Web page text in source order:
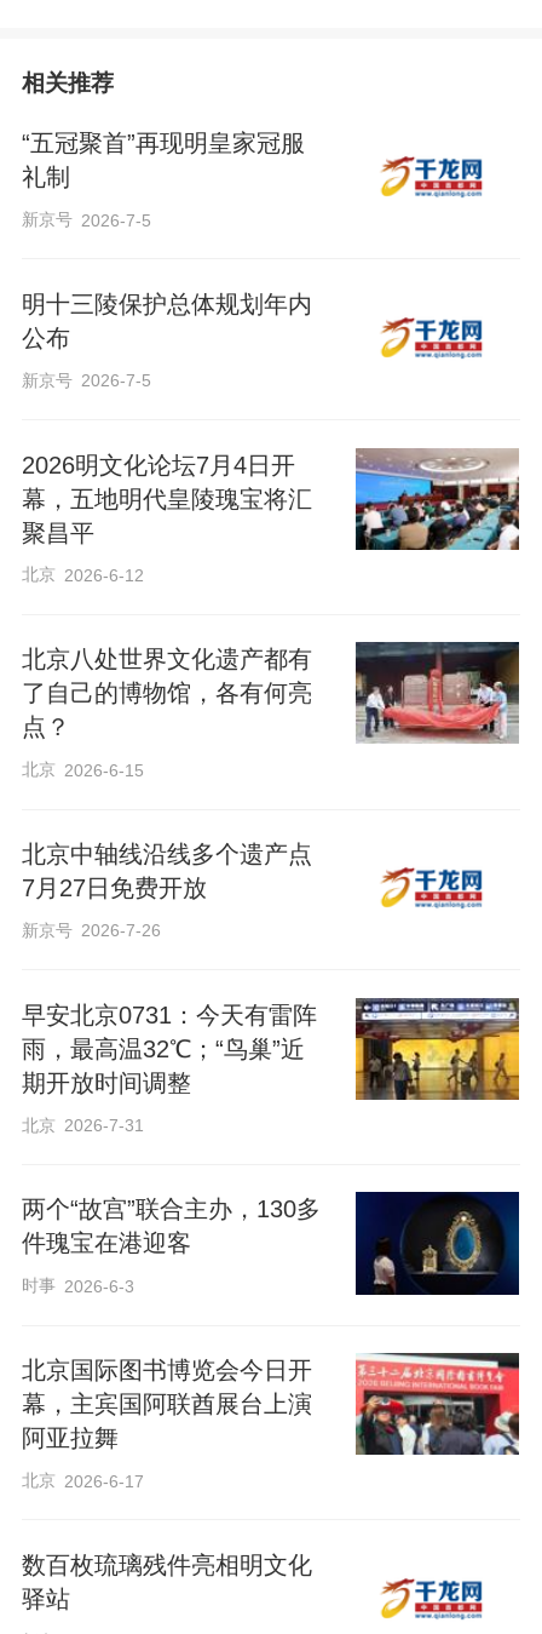
相关推荐
“五冠聚首”再现明皇家冠服
礼制
新京号 2026-7-5
明十三陵保护总体规划年内
公布
新京号 2026-7-5
2026明文化论坛7月4日开
幕，五地明代皇陵瑰宝将汇
聚昌平
北京 2026-6-12
北京八处世界文化遗产都有
了自己的博物馆，各有何亮
点？
北京 2026-6-15
北京中轴线沿线多个遗产点
7月27日免费开放
新京号 2026-7-26
早安北京0731：今天有雷阵
雨，最高温32℃；“鸟巢”近
期开放时间调整
北京 2026-7-31
两个“故宫”联合主办，130多
件瑰宝在港迎客
时事 2026-6-3
北京国际图书博览会今日开
幕，主宾国阿联酋展台上演
阿亚拉舞
北京 2026-6-17
数百枚琉璃残件亮相明文化
驿站